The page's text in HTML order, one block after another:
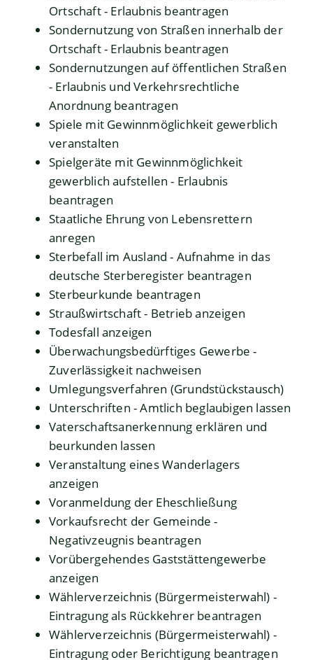
Ortschaft - Erlaubnis beantragen
Sondernutzung von Straßen innerhalb der
Ortschaft - Erlaubnis beantragen
Sondernutzungen auf öffentlichen Straßen
- Erlaubnis und Verkehrsrechtliche
Anordnung beantragen
Spiele mit Gewinnmöglichkeit gewerblich
veranstalten
Spielgeräte mit Gewinnmöglichkeit
gewerblich aufstellen - Erlaubnis
beantragen
Staatliche Ehrung von Lebensrettern
anregen
Sterbefall im Ausland - Aufnahme in das
deutsche Sterberegister beantragen
Sterbeurkunde beantragen
Straußwirtschaft - Betrieb anzeigen
Todesfall anzeigen
Überwachungsbedürftiges Gewerbe -
Zuverlässigkeit nachweisen
Umlegungsverfahren (Grundstückstausch)
Unterschriften - Amtlich beglaubigen lassen
Vaterschaftsanerkennung erklären und
beurkunden lassen
Veranstaltung eines Wanderlagers
anzeigen
Voranmeldung der Eheschließung
Vorkaufsrecht der Gemeinde -
Negativzeugnis beantragen
Vorübergehendes Gaststättengewerbe
anzeigen
Wählerverzeichnis (Bürgermeisterwahl) -
Eintragung als Rückkehrer beantragen
Wählerverzeichnis (Bürgermeisterwahl) -
Eintragung oder Berichtigung beantragen